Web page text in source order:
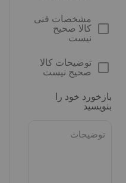
مشخصات فنی
کالا صحیح
نیست
توضیحات کالا
صحیح نیست
بازخورد خود را
بنویسید